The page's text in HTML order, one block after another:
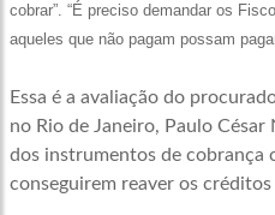
cobrar”. “É preciso demandar os
aqueles que não pagam possam
Essa é a avaliação do
no Rio de Janeiro, Paulo
dos instrumentos de cobrança
conseguirem reaver os